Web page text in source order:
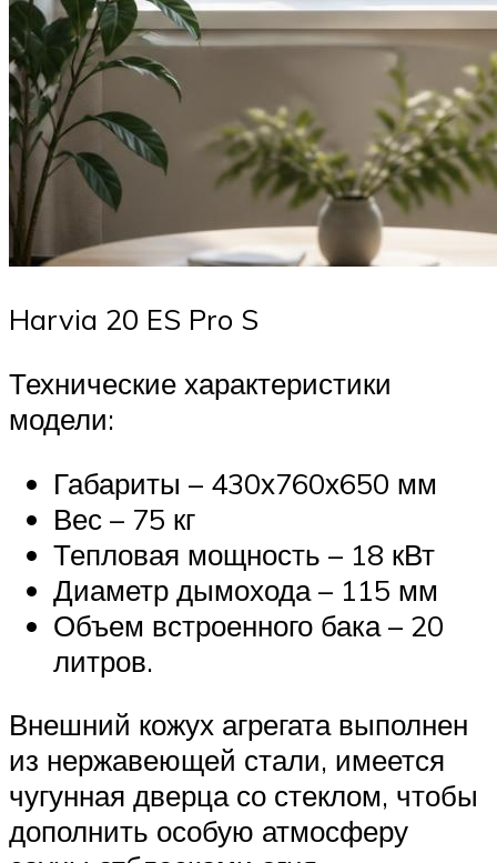
Harvia 20 ES Pro S
Технические характеристики
модели:
Габариты – 430х760х650 мм
Вес – 75 кг
Тепловая мощность – 18 кВт
Диаметр дымохода – 115 мм
Объем встроенного бака – 20
литров.
Внешний кожух агрегата выполнен
из нержавеющей стали, имеется
чугунная дверца со стеклом, чтобы
дополнить особую атмосферу